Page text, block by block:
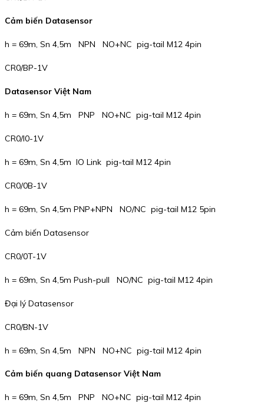
Cảm biến Datasensor
h = 69m, Sn 4,5m NPN NO+NC pig-tail M12 4pin
CR0/BP-1V
Datasensor Việt Nam
h = 69m, Sn 4,5m PNP NO+NC pig-tail M12 4pin
CR0/I0-1V
h = 69m, Sn 4,5m IO Link pig-tail M12 4pin
CR0/0B-1V
h = 69m, Sn 4,5m PNP+NPN NO/NC pig-tail M12 5pin
Cảm biến Datasensor
CR0/0T-1V
h = 69m, Sn 4,5m Push-pull NO/NC pig-tail M12 4pin
Đại lý Datasensor
CR0/BN-1V
h = 69m, Sn 4,5m NPN NO+NC pig-tail M12 4pin
Cảm biến quang Datasensor Việt Nam
h = 69m, Sn 4,5m PNP NO+NC pig-tail M12 4pin